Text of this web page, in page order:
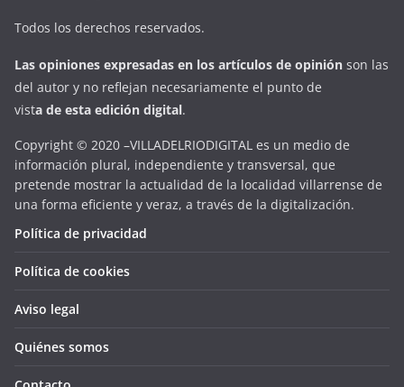
Todos los derechos reservados.
Las opiniones expresadas en los artículos de opinión son las
del autor y no reflejan necesariamente el punto de
vista de esta edición digital.
Copyright © 2020 –VILLADELRIODIGITAL es un medio de
información plural, independiente y transversal, que
pretende mostrar la actualidad de la localidad villarrense de
una forma eficiente y veraz, a través de la digitalización.
Política de privacidad
Política de cookies
Aviso legal
Quiénes somos